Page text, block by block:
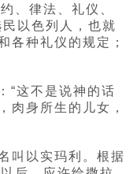
、律法、礼仪、
以色列人，也就
各种礼仪的规定；
“这不是说神的话
肉身所生的儿女，
叫以实玛利。根据